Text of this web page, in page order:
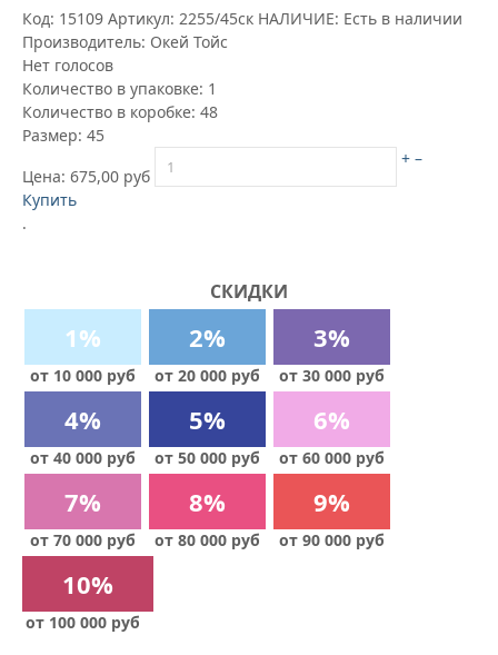
Код: 15109 Артикул: 2255/45ск НАЛИЧИЕ: Есть в наличии
Производитель: Окей Тойс
Нет голосов
Количество в упаковке: 1
Количество в коробке: 48
Размер: 45
Цена: 675,00 руб
+ –
Купить
.
СКИДКИ
1%
от 10 000 руб
2%
от 20 000 руб
3%
от 30 000 руб
4%
от 40 000 руб
5%
от 50 000 руб
6%
от 60 000 руб
7%
от 70 000 руб
8%
от 80 000 руб
9%
от 90 000 руб
10%
от 100 000 руб